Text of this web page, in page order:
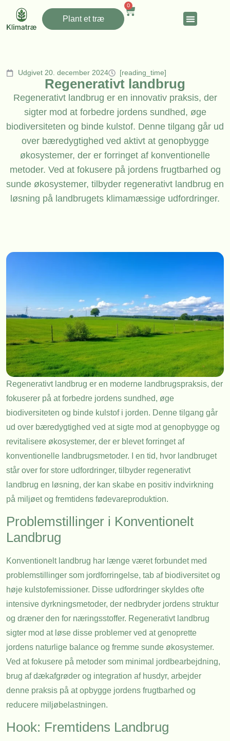
Plant et træ
0
Udgivet 20. december 2024 [reading_time]
Regenerativt landbrug
Regenerativt landbrug er en innovativ praksis, der
sigter mod at forbedre jordens sundhed, øge
biodiversiteten og binde kulstof. Denne tilgang går ud
over bæredygtighed ved aktivt at genopbygge
økosystemer, der er forringet af konventionelle
metoder. Ved at fokusere på jordens frugtbarhed og
sunde økosystemer, tilbyder regenerativt landbrug en
løsning på landbrugets klimamæssige udfordringer.
Regenerativt landbrug er en moderne landbrugspraksis, der
fokuserer på at forbedre jordens sundhed, øge
biodiversiteten og binde kulstof i jorden. Denne tilgang går
ud over bæredygtighed ved at sigte mod at genopbygge og
revitalisere økosystemer, der er blevet forringet af
konventionelle landbrugsmetoder. I en tid, hvor landbruget
står over for store udfordringer, tilbyder regenerativt
landbrug en løsning, der kan skabe en positiv indvirkning
på miljøet og fremtidens fødevareproduktion.
Problemstillinger i Konventionelt
Landbrug
Konventionelt landbrug har længe været forbundet med
problemstillinger som jordforringelse, tab af biodiversitet og
høje kulstofemissioner. Disse udfordringer skyldes ofte
intensive dyrkningsmetoder, der nedbryder jordens struktur
og dræner den for næringsstoffer. Regenerativt landbrug
sigter mod at løse disse problemer ved at genoprette
jordens naturlige balance og fremme sunde økosystemer.
Ved at fokusere på metoder som minimal jordbearbejdning,
brug af dækafgrøder og integration af husdyr, arbejder
denne praksis på at opbygge jordens frugtbarhed og
reducere miljøbelastningen.
Hook: Fremtidens Landbrug